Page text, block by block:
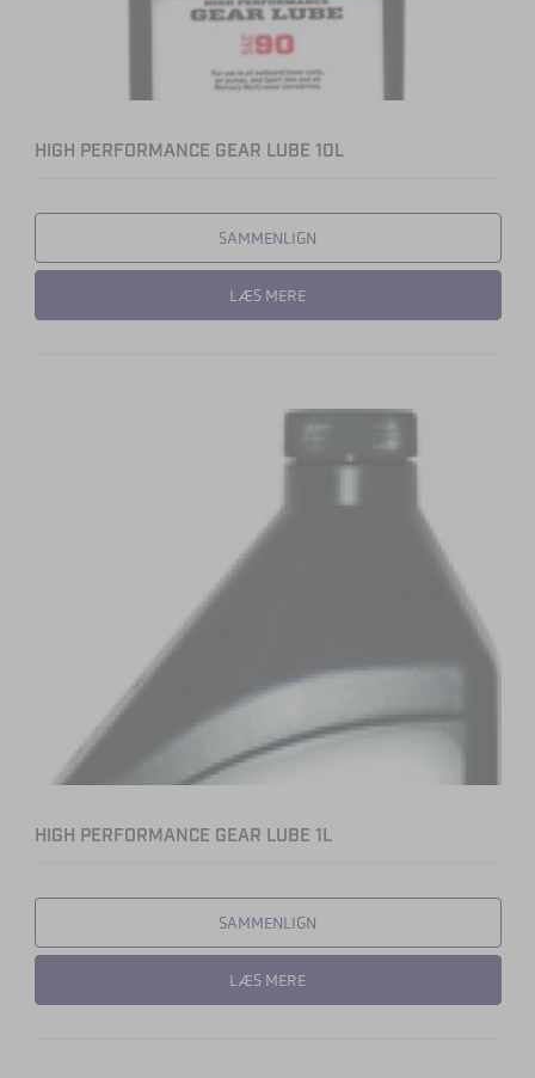
HIGH PERFORMANCE GEAR LUBE 10L
SAMMENLIGN
LÆS MERE
HIGH PERFORMANCE GEAR LUBE 1L
SAMMENLIGN
LÆS MERE